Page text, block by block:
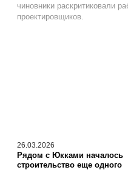
чиновники раскритиковали
проектировщиков.
26.03.2026
Рядом с Юкками началось
строительство еще одного